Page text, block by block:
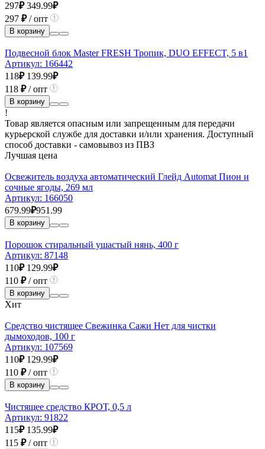
297₽ 349.99₽
297 ₽/ опт
В корзину
Подвесной блок Master FRESH Тропик, DUO EFFECT, 5 в1
Артикул: 166442
118₽ 139.99₽
118 ₽/ опт
В корзину
!
Товар является опасным или запрещенным для передачи
курьерской службе для доставки и/или хранения. Доступный
способ доставки - самовывоз из ПВЗ
Лучшая цена
Освежитель воздуха автоматический Глейд Automat Пион и
сочные ягоды, 269 мл
Артикул: 166050
679.99₽951.99
В корзину
Порошок стиральный ушастый нянь, 400 г
Артикул: 87148
110₽ 129.99₽
110 ₽/ опт
В корзину
Хит
Средство чистящее Свежинка Сажи Нет для чистки
дымоходов, 100 г
Артикул: 107569
110₽ 129.99₽
110 ₽/ опт
В корзину
Чистящее средство КРОТ, 0,5 л
Артикул: 91822
115₽ 135.99₽
115 ₽/ опт